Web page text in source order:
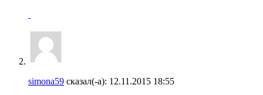
simona59 сказал(-а): 12.11.2015 18:55